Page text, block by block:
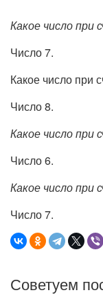
Какое число при
Число 7.
Какое число при
Число 8.
Какое число при
Число 6.
Какое число при
Число 7.
Советуем